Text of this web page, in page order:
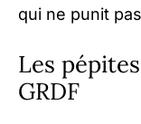
qui ne punit
Les
GRDF